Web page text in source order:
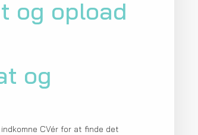
og opload
og
CVér for at finde det